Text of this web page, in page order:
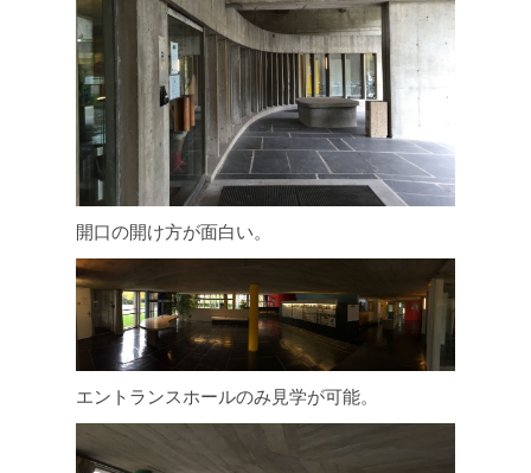
開口の開け方が面白い。
エントランスホールのみ見学が可能。